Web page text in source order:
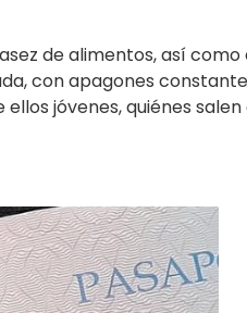
de alimentos, así como
con apagones
jóvenes, quiénes salen